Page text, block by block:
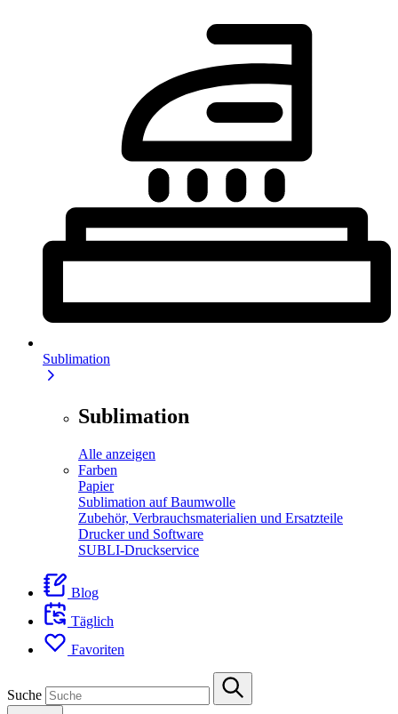
Sublimation
Sublimation
Alle anzeigen
Farben
Papier
Sublimation auf Baumwolle
Zubehör, Verbrauchsmaterialien und Ersatzteile
Drucker und Software
SUBLI-Druckservice
Blog
Täglich
Favoriten
Suche